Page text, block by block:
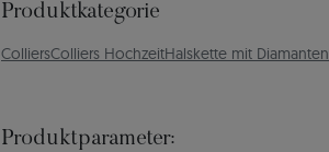
Produktkategorie
ColliersColliers HochzeitHalskette mit Diamanten
Produktparameter: